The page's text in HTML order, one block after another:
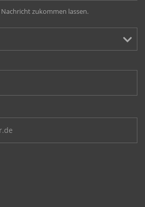
zukommen lassen.